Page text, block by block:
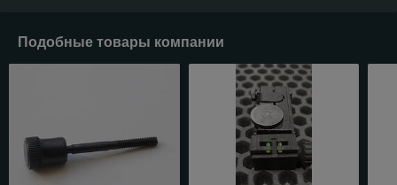
Подобные товары компании